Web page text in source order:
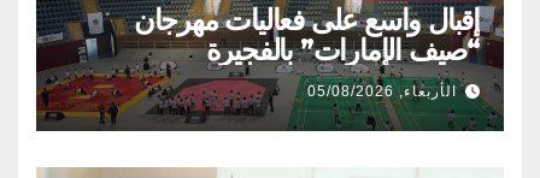
إقبال واسع على فعاليات مهرجان
“صيف الإمارات” بالفجيرة
الأربعاء, 05/08/2026